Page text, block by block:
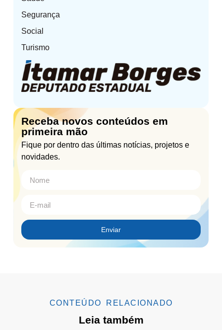
Segurança
Social
Turismo
Receba novos conteúdos em
primeira mão
Fique por dentro das últimas notícias, projetos e
novidades.
Enviar
CONTEÚDO RELACIONADO
Leia também